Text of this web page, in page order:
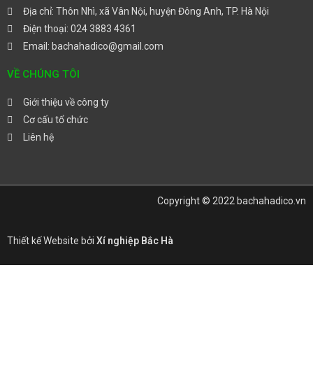
Địa chỉ: Thôn Nhì, xã Vân Nội, huyện Đông Anh, TP. Hà Nội
Điện thoại: 024 3883 4361
Email: bachahadico@gmail.com
VỀ CHÚNG TÔI
Giới thiệu về công ty
Cơ cấu tổ chức
Liên hệ
Copyright © 2022 bachahadico.vn
Thiết kế Website bởi Xí nghiệp Bắc Hà